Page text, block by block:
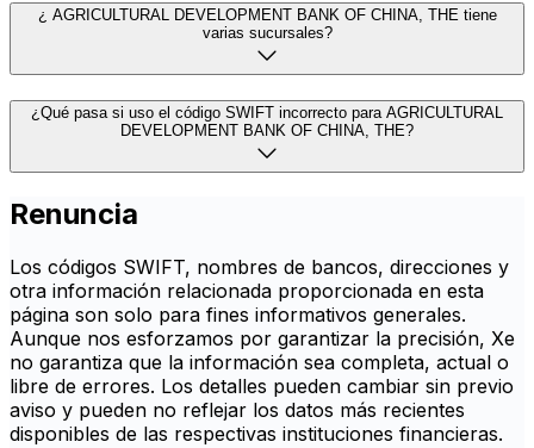
¿ AGRICULTURAL DEVELOPMENT BANK OF CHINA, THE tiene
varias sucursales?
¿Qué pasa si uso el código SWIFT incorrecto para AGRICULTURAL
DEVELOPMENT BANK OF CHINA, THE?
Renuncia
Los códigos SWIFT, nombres de bancos, direcciones y
otra información relacionada proporcionada en esta
página son solo para fines informativos generales.
Aunque nos esforzamos por garantizar la precisión, Xe
no garantiza que la información sea completa, actual o
libre de errores. Los detalles pueden cambiar sin previo
aviso y pueden no reflejar los datos más recientes
disponibles de las respectivas instituciones financieras.